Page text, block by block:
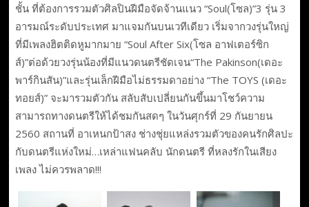
ชั้น ที่ต้องการรวมตัวศิลปินฝีมือจัดจ้านแนว “Soul(โซล)”3 รุ่น 3
อารมณ์ระดับประเทศ มาแจมกันบนเวทีเดียว เริ่มจากวงรุ่นใหญ่
ที่มีเพลงฮิตติดหูมากมาย “Soul After Six(โซล อาฟเตอร์ซิก
ส์)”ต่อด้วยวงรุ่นน้องที่มีแนวดนตรีชัดเจน“The Pakinson(เดอะ
พาร์กินสัน)”และรุ่นเล็กฝีมือไม่ธรรมดาอย่าง “The TOYS (เดอะ
ทอยส์)” จะมารวมตัวกัน สลับสับเปลี่ยนกันขึ้นมาโชว์ความ
สามารถทางดนตรีให้ได้ชมกันสดๆ ในวันศุกร์ที่ 29 กันยายน
2560 สถานที่ อาเหนกป้าสง ช่างชุ่ยแหล่งรวมตัวของคนรักศิลปะ
กับดนตรีแห่งใหม่…เหล่าแฟนคลับ นักดนตรี ที่หลงรักในเสียง
เพลง ไม่ควรพลาด!!!